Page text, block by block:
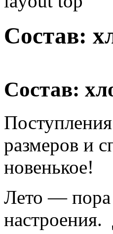
Состав:
Состав:
размеров и
новенькое!
Лето — пора